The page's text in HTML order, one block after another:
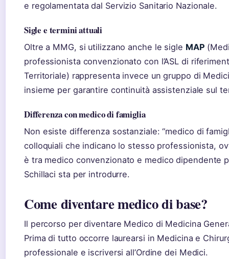
e regolamentata dal Servizio Sanitario Nazionale.
Sigle e termini attuali
Oltre a MMG, si utilizzano anche le sigle MAP
professionista convenzionato con l’ASL di
Territoriale) rappresenta invece un gruppo di
insieme per garantire continuità assistenziale sul
Differenza con medico di famiglia
Non esiste differenza sostanziale: “medico di
colloquiali che indicano lo stesso professionista,
è tra medico convenzionato e medico dipendente
Schillaci sta per introdurre.
Come diventare medico di base?
Il percorso per diventare Medico di Medicina
Prima di tutto occorre laurearsi in Medicina e
professionale e iscriversi all’Ordine dei Medici.